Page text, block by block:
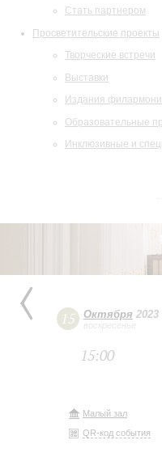
Стать партнером
Просветительские проекты
Творческие встречи
Выставки
Издания
Образовательные
Инклюзивные и
15 Октября 2023
воскресенье
15:00
Малый зал
QR-код события